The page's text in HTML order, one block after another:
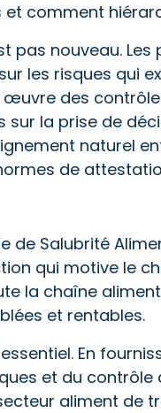
comment
pas nouveau. Les
les risques qui
des
sur la prise de
naturel
de
de Salubrité
qui motive le
la chaîne
et rentables.
En
et du
aliment de